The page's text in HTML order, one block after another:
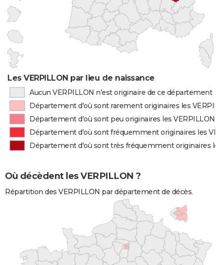
Les VERPILLON par lieu de naissance
Aucun VERPILLON n'est originaire de ce département
Département d'où sont rarement originaires les
Département d'où sont peu originaires les VERPILLON
Département d'où sont fréquemment originaires les
Département d'où sont très fréquemment originaires
Où décèdent les VERPILLON ?
Répartition des VERPILLON par département de décès.